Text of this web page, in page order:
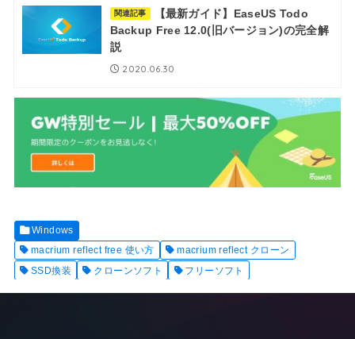
関連記事
【最新ガイド】EaseUS Todo
Backup Free 12.0​(旧バージョン)の完全解
説
2020.06.30
Windows
macrium reflect free 使い方
macrium reflect クローン
SSD換装
クローンソフト フリーソフト